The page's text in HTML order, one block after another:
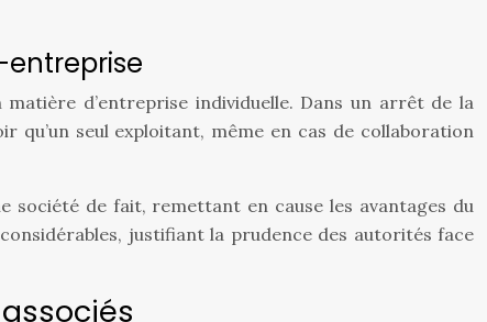
entreprise
d’entreprise individuelle. Dans un arrêt de la
qu’un seul exploitant, même en cas de collaboration
de fait, remettant en cause les avantages du
justifiant la prudence des autorités face